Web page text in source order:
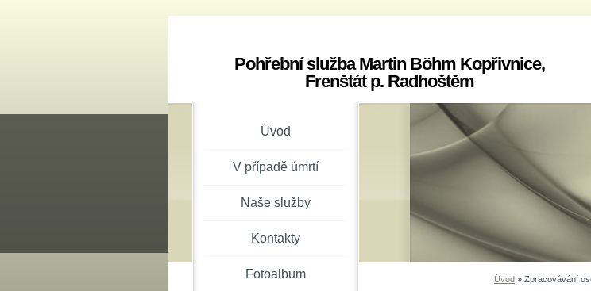
Pohřební služba Martin Böhm Kopřivnice,
Frenštát p. Radhoštěm
Úvod » Zpracovávání
Úvod
V případě úmrtí
Naše služby
Kontakty
Fotoalbum